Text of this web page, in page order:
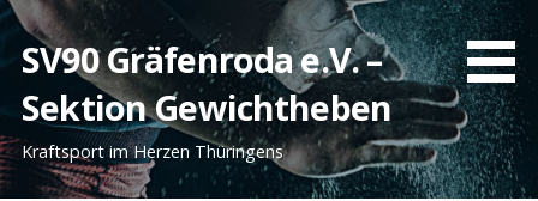
Zum
Inhalt
springen
SV90 Gräfenroda e.V. –
Sektion Gewichtheben
Kraftsport im Herzen Thüringens